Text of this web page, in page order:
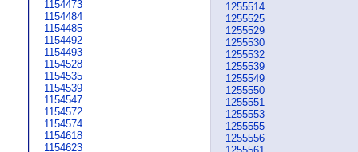
1154473
1154484
1154485
1154492
1154493
1154528
1154535
1154539
1154547
1154572
1154574
1154618
1154623
1255514
1255525
1255529
1255530
1255532
1255539
1255549
1255550
1255551
1255553
1255555
1255556